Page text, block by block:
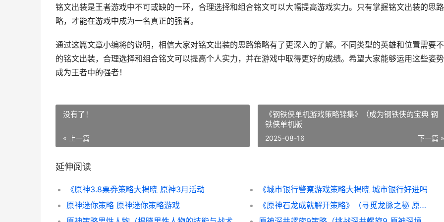
铭文出装是王者游戏中不可或缺的一环，合理选择和组合铭文可以大幅提高游戏实力。只有掌握铭文出装的思
略，才能在游戏中成为一名真正的强者。
通过这篇文章小编将的说明，相信大家对铭文出装的思路策略有了更深入的了解。不同类型的英雄和位置需要
的铭文出装，合理选择和组合铭文可以提高个人实力，并在游戏中取得更好的成绩。希望大家能够运用这些姿势
成为王者中的强者！
没有了！
« 上一篇
《钢铁侠单机游戏策略锦集》（成为钢铁侠的宝典 钢
铁侠单机版
下一篇 »
2025-08-16
延伸阅读
《原神3.8票券策略大揭晓 原神3月活动
《城市银行警察游戏策略大揭晓 城市银行好进吗
原神迷你策略 原神迷你策略游戏
《原神石龙成就解开策略》（寻觅龙脉之秘 原神五个石龙